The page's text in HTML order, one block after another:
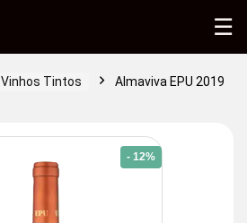
Vinhos Tintos Almaviva EPU 2019
- 12%
☰